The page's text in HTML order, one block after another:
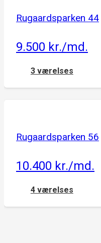
Rugaardsparken 44
9.500 kr./md.
3 værelses
Rugaardsparken 56
10.400 kr./md.
4 værelses